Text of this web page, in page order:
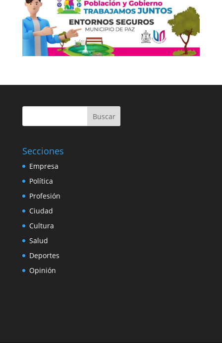
Buscar
Secciones
Empresa
Política
Profesión
Ciudad
Cultura
Salud
Deportes
Opinión